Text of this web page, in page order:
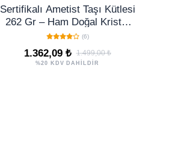
Sertifikalı Ametist Taşı Kütlesi
262 Gr – Ham Doğal Kristal
Dekoratif Taş Parçası
(6)
1.362,09 ₺ 1.499,00 ₺
%20 KDV DAHİLDİR